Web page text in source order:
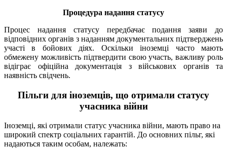
Процедура надання статусу
Процес надання статусу передбачає подання заяви до
відповідних органів з наданням документальних підтверджень
участі в бойових діях. Оскільки іноземці часто мають
обмежену можливість підтвердити свою участь, важливу роль
відіграє офіційна документація з військових органів та
наявність свідчень.
Пільги для іноземців, що отримали статусу
учасника війни
Іноземці, які отримали статус учасника війни, мають право на
широкий спектр соціальних гарантій. До основних пільг, які
надаються таким особам, належать: